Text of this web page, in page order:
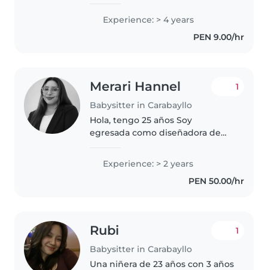
persona responsable, amable,
muy creativa y con un profundo
Experience: > 4 years
PEN 9.00/hr
Merari Hannel
Babysitter in Carabayllo
1
Hola, tengo 25 años Soy
egresada como diseñadora de
como niñera Soy la segunda de 6
hermanos Soy muy paciente con
los niños Procuro siempre ser
Experience: > 2 years
PEN 50.00/hr
Rubi
Babysitter in Carabayllo
1
Una niñera de 23 años con 3 años